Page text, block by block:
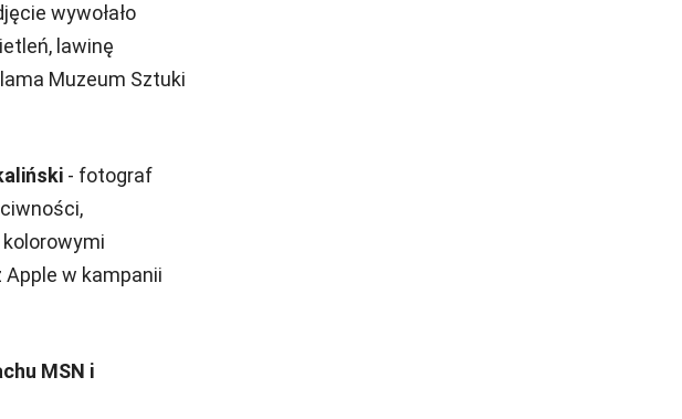
wywołało
lawinę
Muzeum Sztuki
- fotograf
w kampanii
MSN i